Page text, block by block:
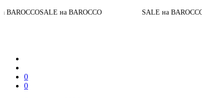
SALE на BAROCCO SALE на BAROCCO
0
0